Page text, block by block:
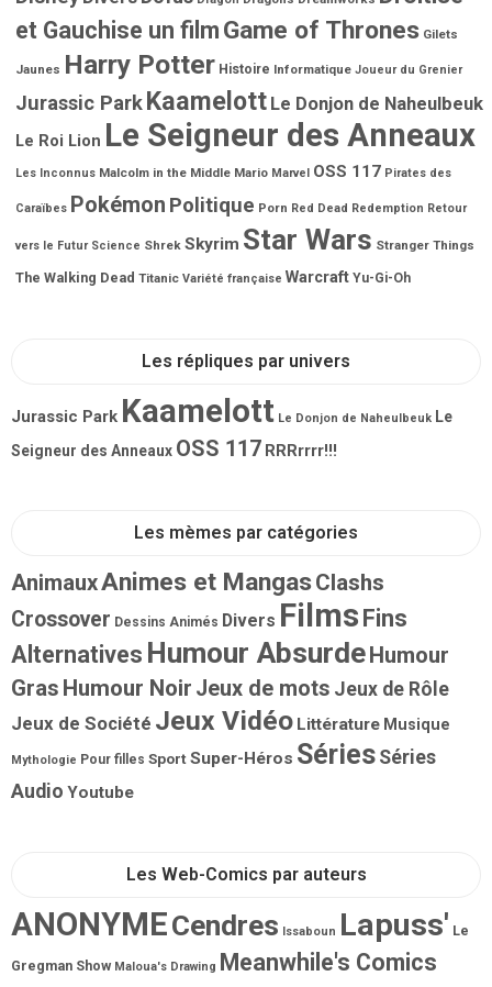
et Gauchise un film Game of Thrones Gilets
Jaunes Harry Potter Histoire Informatique Joueur du Grenier
Jurassic ParkKaamelott Le Donjon de Naheulbeuk
Le Roi Lion Le Seigneur des Anneaux
Les Inconnus Malcolm in the Middle Mario Marvel OSS 117 Pirates des
Caraïbes Pokémon Politique Porn Red Dead Redemption Retour
vers le Futur Science Shrek Skyrim Star Wars Stranger Things
The Walking Dead Titanic Variété française Warcraft Yu-Gi-Oh
Les répliques par univers
Jurassic Park Kaamelott Le Donjon de Naheulbeuk Le
Seigneur des Anneaux OSS 117 RRRrrrr!!!
Les mèmes par catégories
AnimauxAnimes et MangasClashs
Crossover Dessins Animés Divers Films Fins
Alternatives Humour AbsurdeHumour
Gras Humour Noir Jeux de mots Jeux de Rôle
Jeux de Société Jeux Vidéo Littérature Musique
Mythologie Pour filles SportSuper-Héros Séries Séries
Audio Youtube
Les Web-Comics par auteurs
ANONYMECendres Issaboun Lapuss' Le
Gregman Show Maloua's Drawing Meanwhile's Comics